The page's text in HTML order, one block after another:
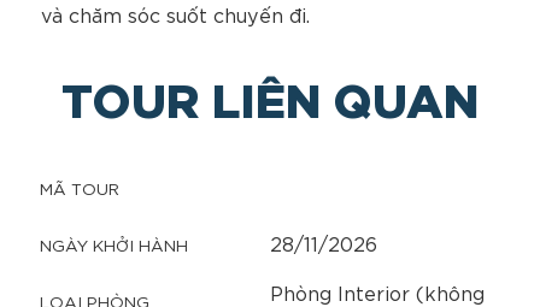
và chăm sóc suốt chuyến đi.
TOUR LIÊN QUAN
28/11/2026
Phòng Interior (không